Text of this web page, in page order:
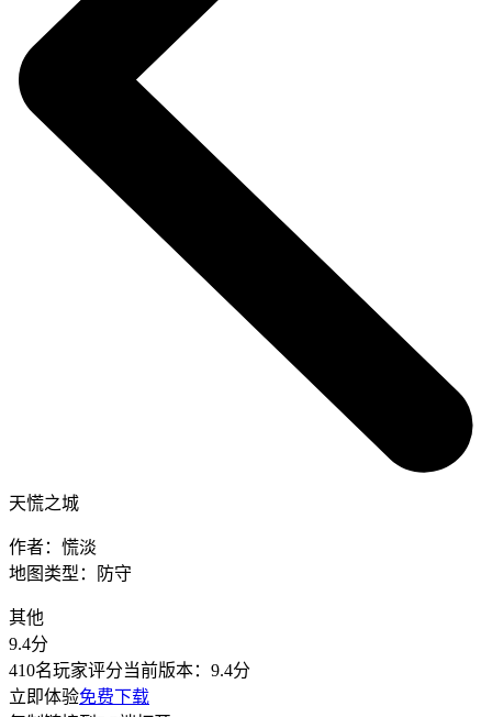
天慌之城
作者： 慌淡
地图类型：
防守
其他
9.4分
410名玩家评分当前版本： 9.4分
立即体验免费下载